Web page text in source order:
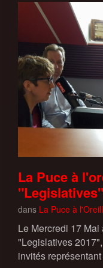
La Puce à
dans La Puce à
Le Mercredi 17
"Legislatives
invités